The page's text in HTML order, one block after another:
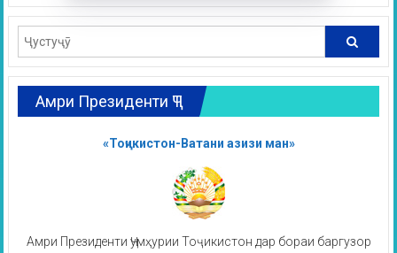
Амри Президенти ҶТ
«Тоҷикистон-Ватани азизи ман»
Амри Президенти Ҷумҳурии Тоҷикистон дар бораи баргузор